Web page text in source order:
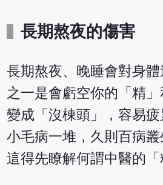
長期熬夜的傷害
長期熬夜、晚睡會對身
之一是會虧空你的「精
變成「沒棟頭」，容易
小毛病一堆，久則百病叢
這得先瞭解何謂中醫的「